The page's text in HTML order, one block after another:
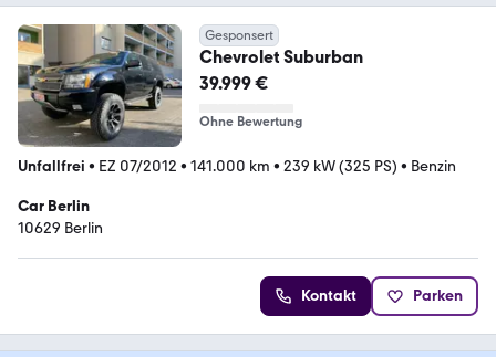
Gesponsert
Chevrolet Suburban
39.999 €
Ohne Bewertung
Unfallfrei • EZ 07/2012 • 141.000 km • 239 kW (325 PS) • Benzin
Car Berlin
10629 Berlin
Kontakt Parken